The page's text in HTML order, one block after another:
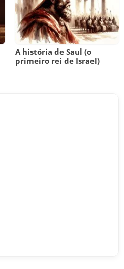
A história de Saul (o
primeiro rei de Israel)